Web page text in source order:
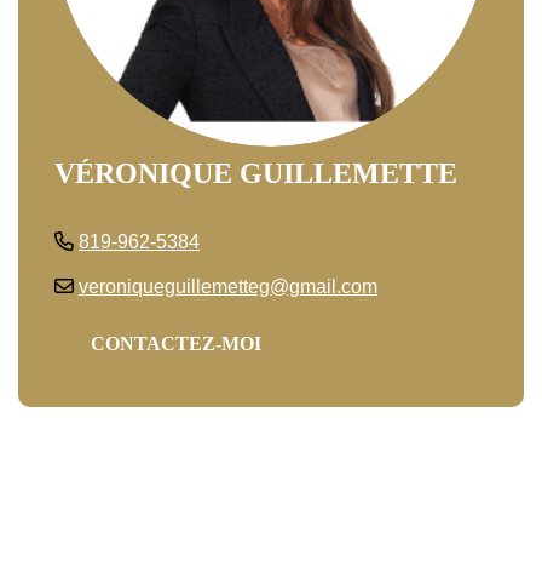
VÉRONIQUE GUILLEMETTE
819-962-5384
veroniqueguillemetteg@gmail.com
CONTACTEZ-MOI